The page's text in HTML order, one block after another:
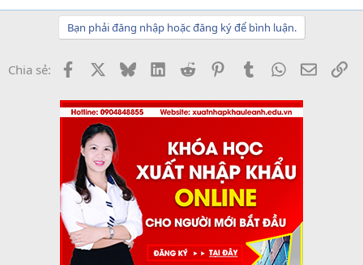
Bạn phải đăng nhập hoặc đăng ký để bình luận.
Chia sẻ: Facebook BlueskyLinkedInReddit PinterestTumblrWhatsApp
Email